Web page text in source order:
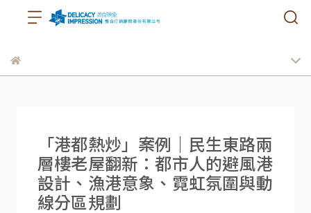
「港都熱炒」案例｜民生東路兩
層樓老屋翻新：都市人的避風港
設計、漁港意象、霓虹氛圍與動
線分區規劃